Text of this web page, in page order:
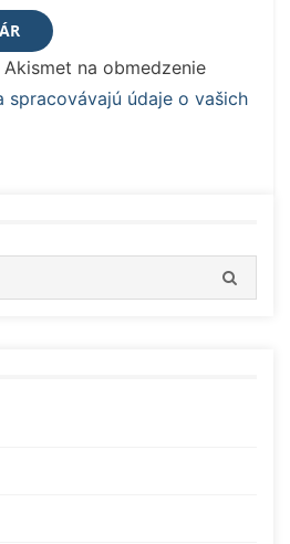
na obmedzenie
spracovávajú údaje o vašich